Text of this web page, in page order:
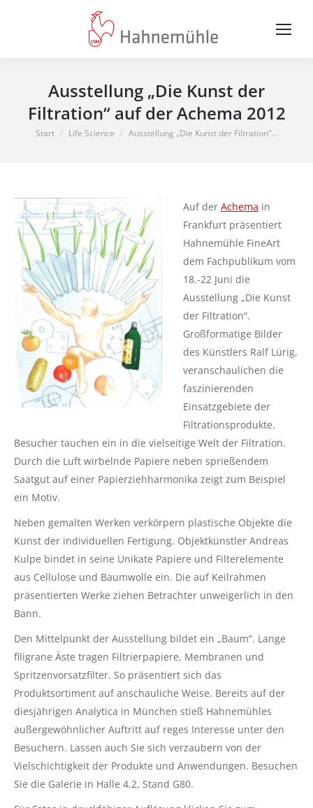
Ausstellung „Die Kunst der
Filtration“ auf der Achema 2012
Sie befinden sich hier:
Start Life Science Ausstellung „Die Kunst der Filtration“…
Auf der Achema in
Frankfurt präsentiert
Hahnemühle FineArt
dem Fachpublikum vom
18.-22 Juni die
Ausstellung „Die Kunst
der Filtration“.
Großformatige Bilder
des Künstlers Ralf Lürig,
veranschaulichen die
faszinierenden
Einsatzgebiete der
Filtrationsprodukte.
Besucher tauchen ein in die vielseitige Welt der Filtration.
Durch die Luft wirbelnde Papiere neben sprießendem
Saatgut auf einer Papierziehharmonika zeigt zum Beispiel
ein Motiv.
Neben gemalten Werken verkörpern plastische Objekte die
Kunst der individuellen Fertigung. Objektkünstler Andreas
Kulpe bindet in seine Unikate Papiere und Filterelemente
aus Cellulose und Baumwolle ein. Die auf Keilrahmen
präsentierten Werke ziehen Betrachter unweigerlich in den
Bann.
Den Mittelpunkt der Ausstellung bildet ein „Baum“. Lange
filigrane Äste tragen Filtrierpapiere, Membranen und
Spritzenvorsatzfilter. So präsentiert sich das
Produktsortiment auf anschauliche Weise. Bereits auf der
diesjährigen Analytica in München stieß Hahnemühles
außergewöhnlicher Auftritt auf reges Interesse unter den
Besuchern. Lassen auch Sie sich verzaubern von der
Vielschichtigkeit der Produkte und Anwendungen. Besuchen
Sie die Galerie in Halle 4.2, Stand G80.